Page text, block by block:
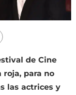
de Cine
roja, para no
las actrices y